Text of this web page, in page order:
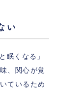
い
眠くなる」
、関心が覚
ているため